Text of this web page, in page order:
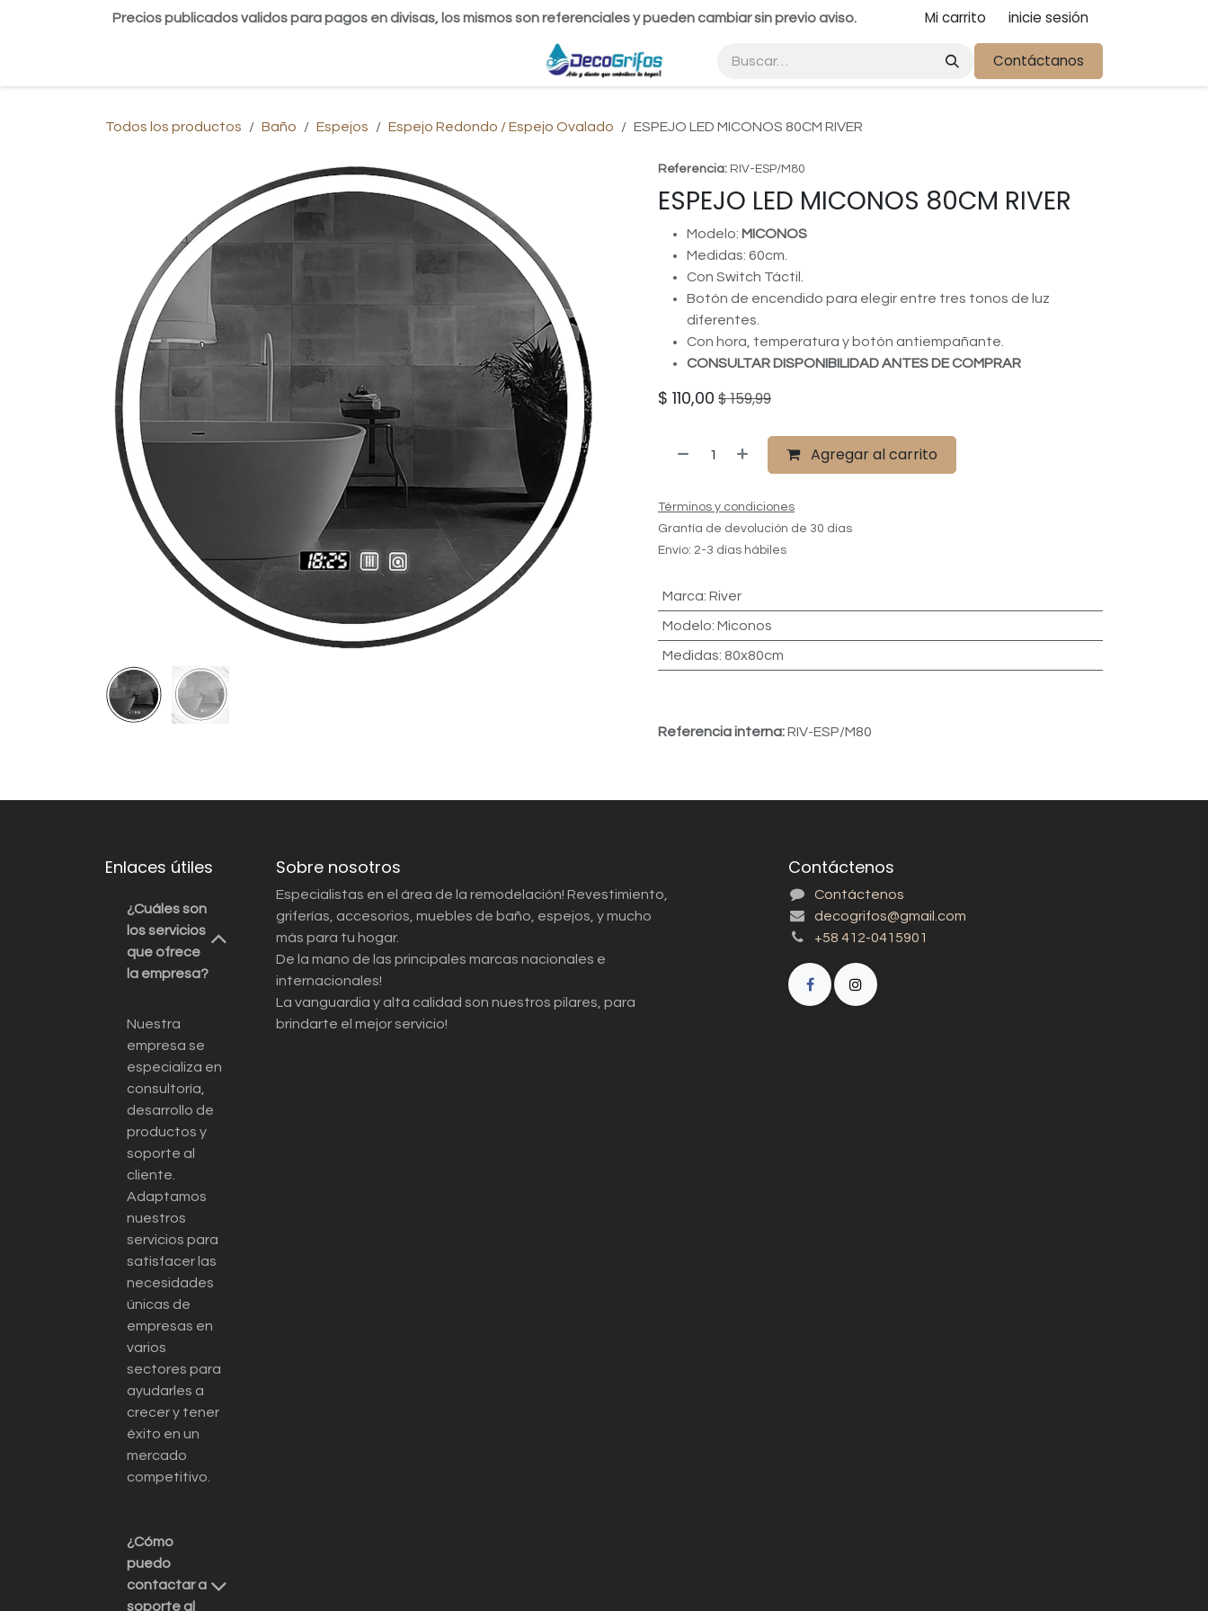
Precios publicados validos para pagos en divisas, los mismos son referenciales y pueden cambiar sin previo aviso. Mi carrito inicie sesión
Contáctanos
Todos los productos Baño Espejos Espejo Redondo / Espejo Ovalado ESPEJO LED MICONOS 80CM RIVER
Referencia: RIV-ESP/M80
ESPEJO LED MICONOS 80CM RIVER
Modelo: MICONOS
Medidas: 60cm.
Con Switch Táctil.
Botón de encendido para elegir entre tres tonos de luz
diferentes.
Con hora, temperatura y botón antiempañante.
CONSULTAR DISPONIBILIDAD ANTES DE COMPRAR
$ 110,00 $159,99
Agregar al carrito
Términos y condiciones
Grantía de devolución de 30 días
Envío: 2-3 días hábiles
Marca: River
Modelo: Miconos
Medidas: 80x80cm
Referencia interna:RIV-ESP/M80
Enlaces útiles
¿Cuáles son
los servicios
que ofrece
la empresa?
Nuestra
empresa se
especializa en
consultoría,
desarrollo de
productos y
soporte al
cliente.
Adaptamos
nuestros
servicios para
satisfacer las
necesidades
únicas de
empresas en
varios
sectores para
ayudarles a
crecer y tener
éxito en un
mercado
competitivo.
¿Cómo
puedo
contactar a
soporte al
Sobre nosotros
Especialistas en el área de la remodelación! Revestimiento,
griferías, accesorios, muebles de baño, espejos, y mucho
más para tu hogar.
De la mano de las principales marcas nacionales e
internacionales!
La vanguardia y alta calidad son nuestros pilares, para
brindarte el mejor servicio!
Contáctenos
Contáctenos
decogrifos@gmail.com
+58 412-0415901